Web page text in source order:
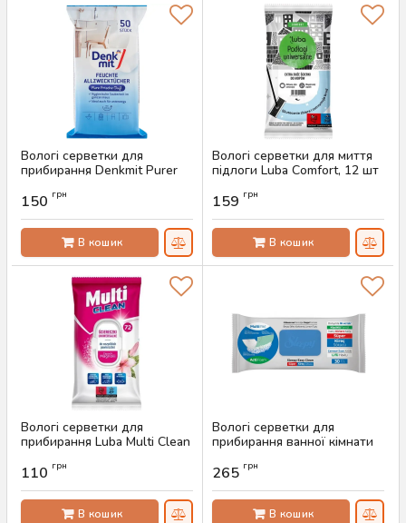
Вологі серветки для
прибирання Denkmit Purer
Артикул:
150 грн
В кошик
Вологі серветки для миття
підлоги Luba Comfort, 12 шт
159 грн
В кошик
Вологі серветки для
прибирання Luba Multi Clean
Артикул:
110 грн
В кошик
Вологі серветки для
прибирання ванної кімнати
Артикул:
265 грн
В кошик